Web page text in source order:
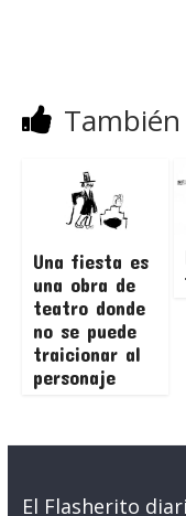
Una fiesta es
una obra de
teatro donde
no se puede
traicionar al
personaje
El Flasherito